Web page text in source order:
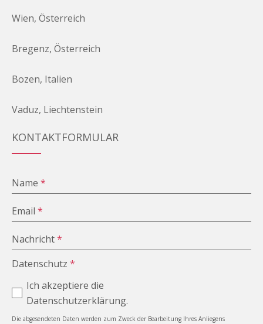
Wien, Österreich
Bregenz, Österreich
Bozen, Italien
Vaduz, Liechtenstein
KONTAKTFORMULAR
Name*
Email*
Nachricht*
Datenschutz*
Ich akzeptiere die
Datenschutzerklärung.
Die abgesendeten Daten werden zum Zweck der Bearbeitung Ihres Anliegens